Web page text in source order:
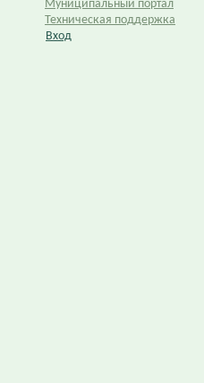
Муниципальный портал
Техническая поддержка
Вход